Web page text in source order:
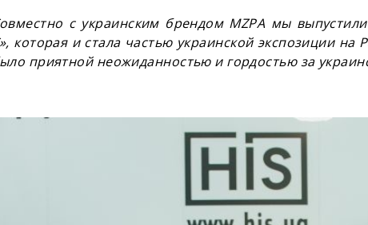
с украинским брендом MZPA мы
которая и стала частью украинской экспозиции
приятной неожиданностью и гордостью за